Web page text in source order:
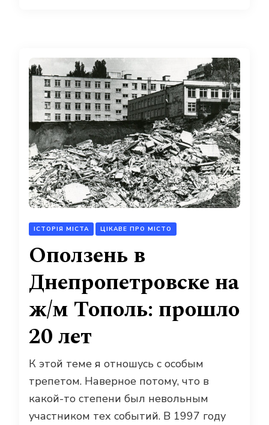
ІСТОРІЯ МІСТА ЦІКАВЕ ПРО МІСТО
Оползень в
Днепропетровске на
ж/м Тополь: прошло
20 лет
К этой теме я отношусь с особым
трепетом. Наверное потому, что в
какой-то степени был невольным
участником тех событий. В 1997 году